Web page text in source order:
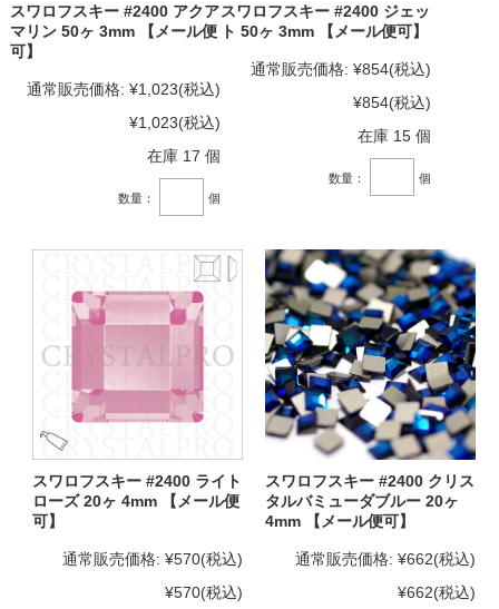
スワロフスキー #2400 アクア
マリン 50ヶ 3mm 【メール便
可】
通常販売価格: ¥1,023(税込)
¥1,023(税込)
在庫 17 個
数量： 個
スワロフスキー #2400 ジェッ
ト 50ヶ 3mm 【メール便可】
通常販売価格: ¥854(税込)
¥854(税込)
在庫 15 個
数量： 個
スワロフスキー #2400 ライト
ローズ 20ヶ 4mm 【メール便
可】
通常販売価格: ¥570(税込)
¥570(税込)
スワロフスキー #2400 クリス
タルバミューダブルー 20ヶ
4mm 【メール便可】
通常販売価格: ¥662(税込)
¥662(税込)